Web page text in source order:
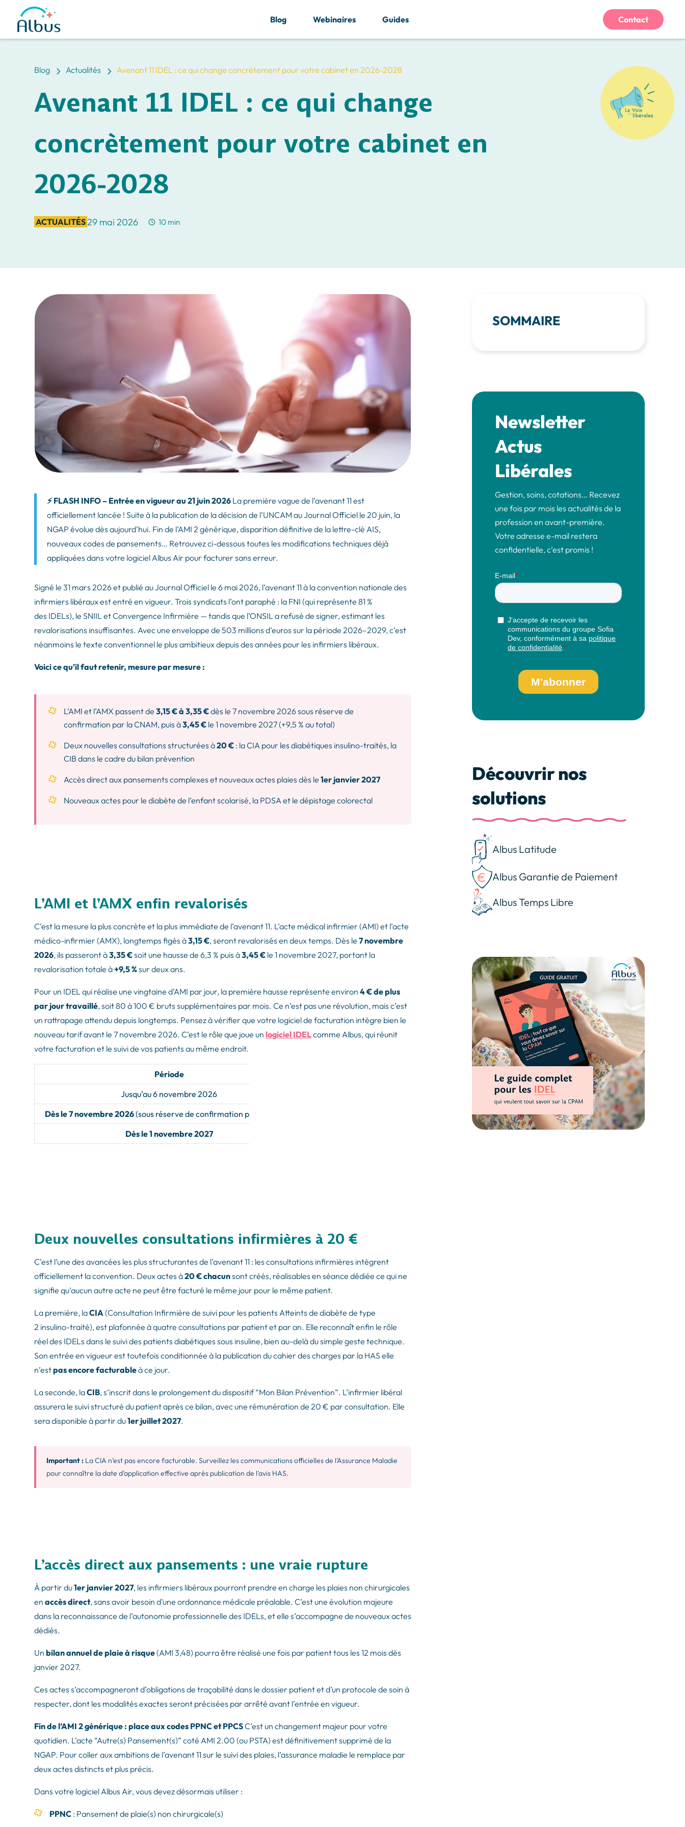
Blog 5 Actualités 5 Avenant 11 IDEL : ce qui change concrètement pour votre cabinet en 2026-2028
Avenant 11 IDEL : ce qui change
concrètement pour votre cabinet en
2026-2028
ACTUALITÉS29 mai 2026 10 min
⚡ FLASH INFO – Entrée en vigueur au 21 juin 2026 La première vague de l’avenant 11 est
officiellement lancée ! Suite à la publication de la décision de l’UNCAM au Journal Officiel le 20 juin, la
NGAP évolue dès aujourd’hui. Fin de l’AMI 2 générique, disparition définitive de la lettre-clé AIS,
nouveaux codes de pansements… Retrouvez ci-dessous toutes les modifications techniques déjà
appliquées dans votre logiciel Albus Air pour facturer sans erreur.
Signé le 31 mars 2026 et publié au Journal Officiel le 6 mai 2026, l’avenant 11 à la convention nationale des
infirmiers libéraux est entré en vigueur. Trois syndicats l’ont paraphé : la FNI (qui représente 81 %
des IDELs), le SNIIL et Convergence Infirmière — tandis que l’ONSIL a refusé de signer, estimant les
revalorisations insuffisantes. Avec une enveloppe de503 millions d’euros sur la période 2026–2029, c’est
néanmoins le texte conventionnel le plus ambitieux depuis des années pour les infirmiers libéraux.
Voici ce qu’il faut retenir, mesure par mesure :
L’AMI et l’AMX passent de3,15 € à 3,35 €dès le 7 novembre 2026 sous réserve de
confirmation par la CNAM, puis à3,45 € le 1 novembre 2027 (+9,5 % au total)
Deux nouvelles consultations structurées à20 € : la CIA pour les diabétiques insulino-traités, la
CIB dans le cadre du bilan prévention
Accès direct aux pansements complexes et nouveaux actes plaies dès le1er janvier 2027
Nouveaux actes pour le diabète de l’enfant scolarisé, la PDSA et le dépistage colorectal
L’AMI et l’AMX enfin revalorisés
C’est la mesure la plus concrète et la plus immédiate de l’avenant 11. L’acte médical infirmier (AMI) et l’acte
médico-infirmier (AMX), longtemps figés à3,15 €, seront revalorisés en deux temps. Dès le7 novembre
2026, ils passeront à3,35 €soit une hausse de 6,3 % puis à3,45 € le 1 novembre 2027, portant la
revalorisation totale à+9,5 %sur deux ans.
Pour un IDEL qui réalise une vingtaine d’AMI par jour, la première hausse représente environ4 € de plus
par jour travaillé, soit 80 à 100 € bruts supplémentaires par mois. Ce n’est pas une révolution, mais c’est
un rattrapage attendu depuis longtemps. Pensez à vérifier que votre logiciel de facturation intègre bien le
nouveau tarif avant le 7 novembre 2026. C’est le rôle que joue un logiciel IDELcomme Albus, qui réunit
votre facturation et le suivi de vos patients au même endroit.
Période
Jusqu’au 6 novembre 2026
Dès le 7 novembre 2026(sous réserve de confirmation par la CNAM)
Dès le 1 novembre 2027
Deux nouvelles consultations infirmières à 20 €
C’est l’une des avancées les plus structurantes de l’avenant 11 : les consultations infirmières intègrent
officiellement la convention. Deux actes à20 € chacunsont créés, réalisables en séance dédiée ce qui ne
signifie qu’aucun autre acte ne peut être facturé le même jour pour le même patient.
La première, laCIA (Consultation Infirmière de suivi pour les patients Atteints de diabète de type
2 insulino-traité), est plafonnée à quatre consultations par patient et par an. Elle reconnaît enfin le rôle
réel des IDELs dans le suivi des patients diabétiques sous insuline, bien au-delà du simple geste technique.
Son entrée en vigueur est toutefois conditionnée à la publication du cahier des charges par la HAS elle
n’estpas encore facturableà ce jour.
La seconde, laCIB, s’inscrit dans le prolongement du dispositif “Mon Bilan Prévention”. L’infirmier libéral
assurera le suivi structuré du patient après ce bilan, avec une rémunération de 20 € par consultation. Elle
sera disponible à partir du1er juillet 2027.
Important : La CIA n’est pas encore facturable. Surveillez les communications officielles de l’Assurance Maladie
pour connaître la date d’application effective après publication de l’avis HAS.
L’accès direct aux pansements : une vraie rupture
À partir du1er janvier 2027, les infirmiers libéraux pourront prendre en charge les plaies non chirurgicales
enaccès direct, sans avoir besoin d’une ordonnance médicale préalable. C’est une évolution majeure
dans la reconnaissance de l’autonomie professionnelle des IDELs, et elle s’accompagne de nouveaux actes
dédiés.
Unbilan annuel de plaie à risque(AMI 3,48) pourra être réalisé une fois par patient tous les 12 mois dès
janvier 2027.
Ces actes s’accompagneront d’obligations de traçabilité dans le dossier patient et d’un protocole de soin à
respecter, dont les modalités exactes seront précisées par arrêté avant l’entrée en vigueur.
Fin de l’AMI 2 générique : place aux codes PPNC et PPCSC’est un changement majeur pour votre
quotidien. L’acte “Autre(s) Pansement(s)” coté AMI 2.00 (ou PSTA) est définitivement supprimé de la
NGAP. Pour coller aux ambitions de l’avenant 11 sur le suivi des plaies, l’assurance maladie le remplace par
deux actes distincts et plus précis.
Dans votre logiciel Albus Air, vous devez désormais utiliser :
PPNC : Pansement de plaie(s) non chirurgicale(s)
SOMMAIRE
Newsletter
Actus
Libérales
Gestion, soins, cotations… Recevez
une fois par mois les actualités de la
profession en avant-première.
Votre adresse e-mail restera
confidentielle, c’est promis !
Découvrir nos
solutions
Albus Latitude
Albus Garantie de Paiement
Albus Temps Libre
Blog Webinaires Guides Contact